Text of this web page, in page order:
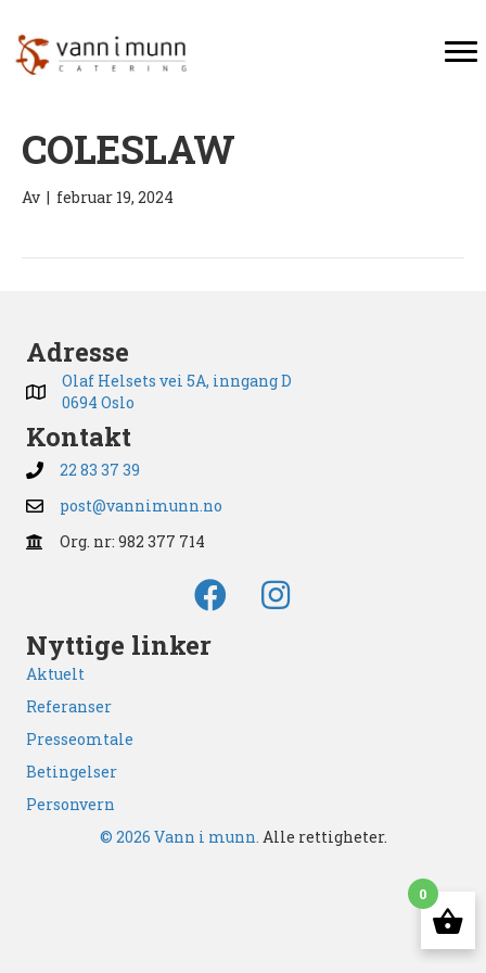
COLESLAW
Av | februar 19, 2024
Adresse
Olaf Helsets vei 5A, inngang D
0694 Oslo
Kontakt
22 83 37 39
post@vannimunn.no
Org. nr: 982 377 714
Nyttige linker
Aktuelt
Referanser
Presseomtale
Betingelser
Personvern
© 2026 Vann i munn. Alle rettigheter.
0